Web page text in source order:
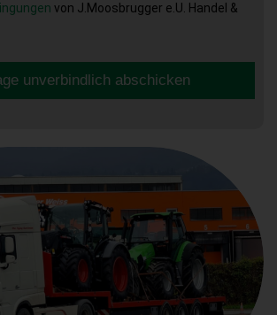
von J.Moosbrugger e.U. Handel &
unverbindlich abschicken